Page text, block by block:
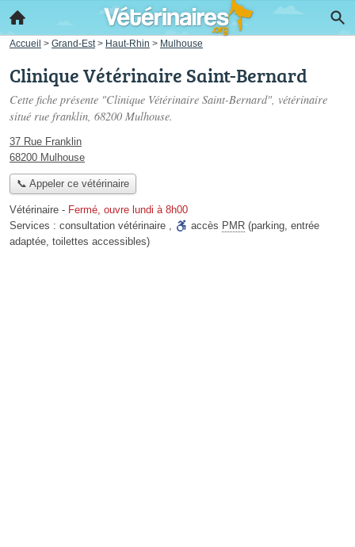
Accueil > Grand-Est > Haut-Rhin > Mulhouse
Clinique Vétérinaire Saint-Bernard
Cette fiche présente "Clinique Vétérinaire Saint-Bernard", vétérinaire
situé rue franklin, 68200 Mulhouse.
37 Rue Franklin
68200 Mulhouse
📞 Appeler ce vétérinaire
Vétérinaire - Fermé, ouvre lundi à 8h00
Services : consultation vétérinaire , accès PMR (parking, entrée
adaptée, toilettes accessibles)